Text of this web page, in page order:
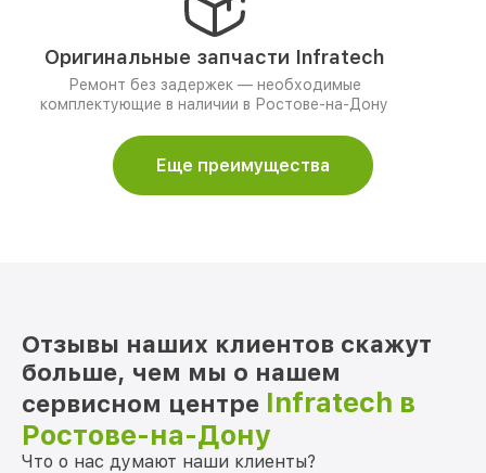
Оригинальные запчасти Infratech
Ремонт без задержек — необходимые
комплектующие в наличии в Ростове-на-Дону
Еще преимущества
Отзывы наших клиентов скажут
больше, чем мы о нашем
сервисном центре Infratech в
Ростове-на-Дону
Что о нас думают наши клиенты?